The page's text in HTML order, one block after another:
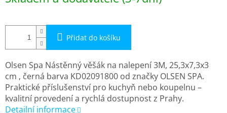
Přidat do košíku
Olsen Spa Nástěnný věšák na nalepení 3M, 25,3x7,3x3
cm , černá barva KD02091800 od značky OLSEN SPA.
Praktické příslušenství pro kuchyň nebo koupelnu –
kvalitní provedení a rychlá dostupnost z Prahy.
Detailní informace